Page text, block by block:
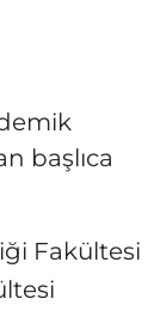
başlıca
Fakültesi